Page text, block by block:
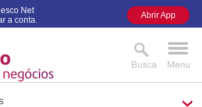
Net
a conta.
Abrir App